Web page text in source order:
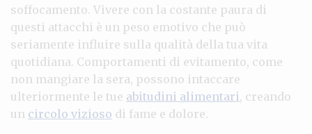
soffocamento. Vivere con la costante paura di
questi attacchi è un peso emotivo che può
seriamente influire sulla qualità della tua vita
quotidiana. Comportamenti di evitamento, come
non mangiare la sera, possono intaccare
ulteriormente le tue abitudini alimentari, creando
un circolo vizioso di fame e dolore.